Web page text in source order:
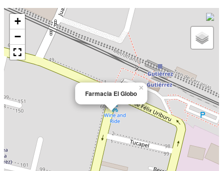
Farmacia El Globo
×
+
−